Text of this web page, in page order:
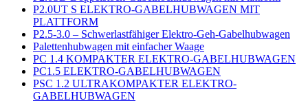
P2.0UT S ELEKTRO-GABELHUBWAGEN MIT
PLATTFORM
P2.5-3.0 – Schwerlastfähiger Elektro-Geh-Gabelhubwagen
Palettenhubwagen mit einfacher Waage
PC 1.4 KOMPAKTER ELEKTRO-GABELHUBWAGEN
PC1.5 ELEKTRO-GABELHUBWAGEN
PSC 1.2 ULTRAKOMPAKTER ELEKTRO-
GABELHUBWAGEN